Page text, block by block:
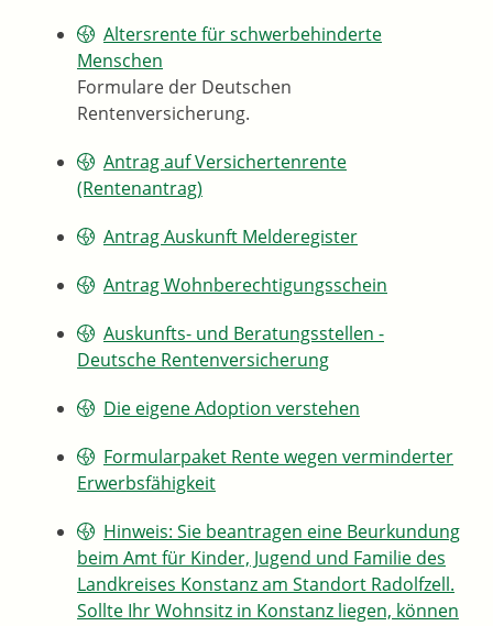
Altersrente für schwerbehinderte
Menschen
Formulare der Deutschen
Rentenversicherung.
Antrag auf Versichertenrente
(Rentenantrag)
Antrag Auskunft Melderegister
Antrag Wohnberechtigungsschein
Auskunfts- und Beratungsstellen -
Deutsche Rentenversicherung
Die eigene Adoption verstehen
Formularpaket Rente wegen verminderter
Erwerbsfähigkeit
Hinweis: Sie beantragen eine Beurkundung
beim Amt für Kinder, Jugend und Familie des
Landkreises Konstanz am Standort Radolfzell.
Sollte Ihr Wohnsitz in Konstanz liegen, können